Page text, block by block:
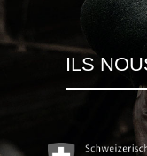
ILS